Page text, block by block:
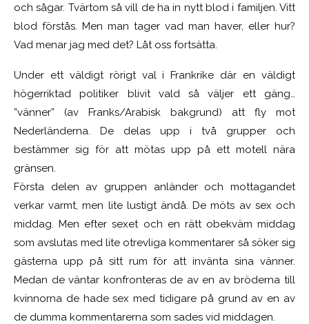
och sågar. Tvärtom så vill de ha in nytt blod i familjen. Vitt
blod förstås. Men man tager vad man haver, eller hur?
Vad menar jag med det? Låt oss fortsätta.
Under ett väldigt rörigt val i Frankrike där en väldigt
högerriktad politiker blivit vald så väljer ett gäng…
”vänner” (av Franks/Arabisk bakgrund) att fly mot
Nederländerna. De delas upp i två grupper och
bestämmer sig för att mötas upp på ett motell nära
gränsen.
Första delen av gruppen anländer och mottagandet
verkar varmt, men lite lustigt ändå. De möts av sex och
middag. Men efter sexet och en rätt obekväm middag
som avslutas med lite otrevliga kommentarer så söker sig
gästerna upp på sitt rum för att invänta sina vänner.
Medan de väntar konfronteras de av en av bröderna till
kvinnorna de hade sex med tidigare på grund av en av
de dumma kommentarerna som sades vid middagen.